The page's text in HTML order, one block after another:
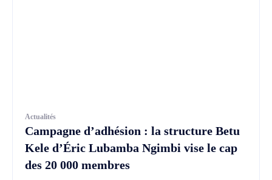
Actualités
Campagne d’adhésion : la structure Betu
Kele d’Éric Lubamba Ngimbi vise le cap
des 20 000 membres